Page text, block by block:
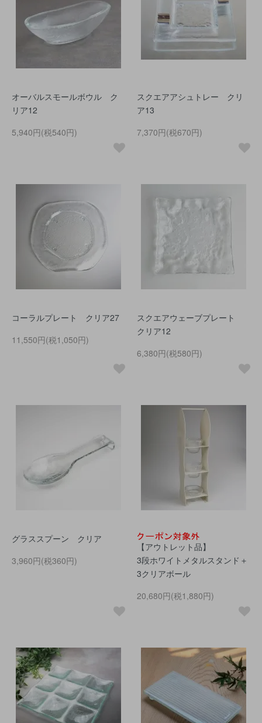
オーバルスモールボウル ク
リア12
5,940円(税540円)
スクエアアシュトレー クリ
ア13
7,370円(税670円)
コーラルプレート クリア27
11,550円(税1,050円)
スクエアウェーブプレート
クリア12
6,380円(税580円)
グラススプーン クリア
3,960円(税360円)
【アウトレット品】
3段ホワイトメタルスタンド＋
3クリアボール
20,680円(税1,880円)